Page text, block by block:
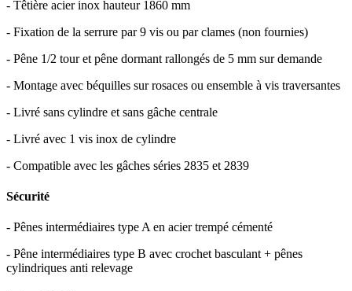
- Têtière acier inox hauteur 1860 mm
- Fixation de la serrure par 9 vis ou par clames (non fournies)
- Pêne 1/2 tour et pêne dormant rallongés de 5 mm sur demande
- Montage avec béquilles sur rosaces ou ensemble à vis traversantes
- Livré sans cylindre et sans gâche centrale
- Livré avec 1 vis inox de cylindre
- Compatible avec les gâches séries 2835 et 2839
Sécurité
- Pênes intermédiaires type A en acier trempé cémenté
- Pêne intermédiaires type B avec crochet basculant + pênes
cylindriques anti relevage